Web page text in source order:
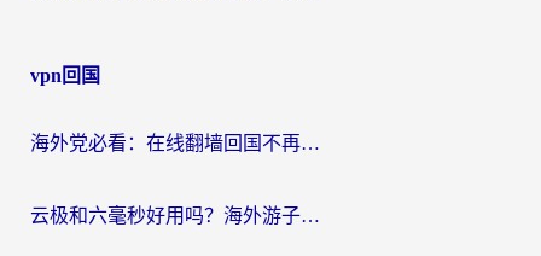
vpn回国
海外党必看：在线翻墙回国不再难！教你选对加速器无缝刷国内资源
云极和六毫秒好用吗？海外游子解锁国内资源的真实答案